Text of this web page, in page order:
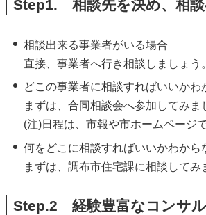
Step1. 相談先を決め、相談
相談出来る事業者がいる場合
直接、事業者へ行き相談しましょう。
どこの事業者に相談すればいいかわ
まずは、合同相談会へ参加してみま
(注)日程は、市報や市ホームページ
何をどこに相談すればいいかわから
まずは、調布市住宅課に相談してみ
Step.2 経験豊富なコンサ